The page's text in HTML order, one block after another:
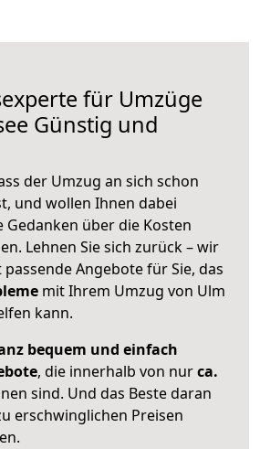
für Umzüge
Günstig und
der Umzug an sich schon
und wollen Ihnen dabei
Gedanken über die Kosten
Lehnen Sie sich zurück – wir
Angebote für Sie, das
mit Ihrem Umzug von Ulm
kann.
bequem und einfach
, die innerhalb von nurca.
sind. Und das Beste daran
erschwinglichen Preisen